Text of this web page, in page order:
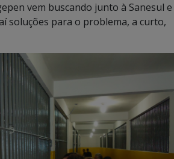
vem buscando junto à Sanesul e
soluções para o problema, a curto,